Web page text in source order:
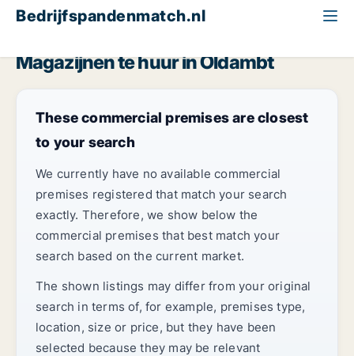
Bedrijfspandenmatch.nl
Magazijnen te huur in Oldambt
These commercial premises are closest
to your search
We currently have no available commercial
premises registered that match your search
exactly. Therefore, we show below the
commercial premises that best match your
search based on the current market.
The shown listings may differ from your original
search in terms of, for example, premises type,
location, size or price, but they have been
selected because they may be relevant